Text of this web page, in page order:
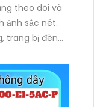
theo dõi và
ảnh sắc nét.
trang bị đèn